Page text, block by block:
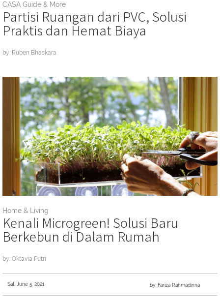
CASA Guide & More
Partisi Ruangan dari PVC, Solusi
Praktis dan Hemat Biaya
by: Ruben Bhaskara
Home & Living
Kenali Microgreen! Solusi Baru
Berkebun di Dalam Rumah
by: Oktavia Putri
Sat, June 5, 2021 by: Fariza Rahmadinna